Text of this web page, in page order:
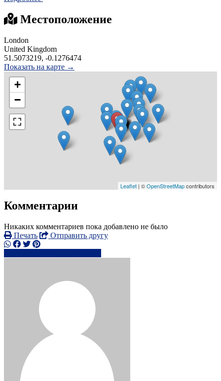
Местоположение
London
United Kingdom
51.5073219, -0.1276474
Показать на карте →
+
−
Leaflet | ©OpenStreetMapcontributors
Комментарии
Никаких комментариев пока добавлено не было
Печать
Отправить другу